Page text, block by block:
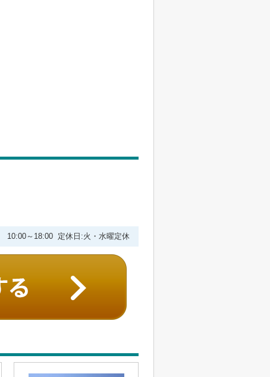
10:00～18:00 定休日:火・水曜定休